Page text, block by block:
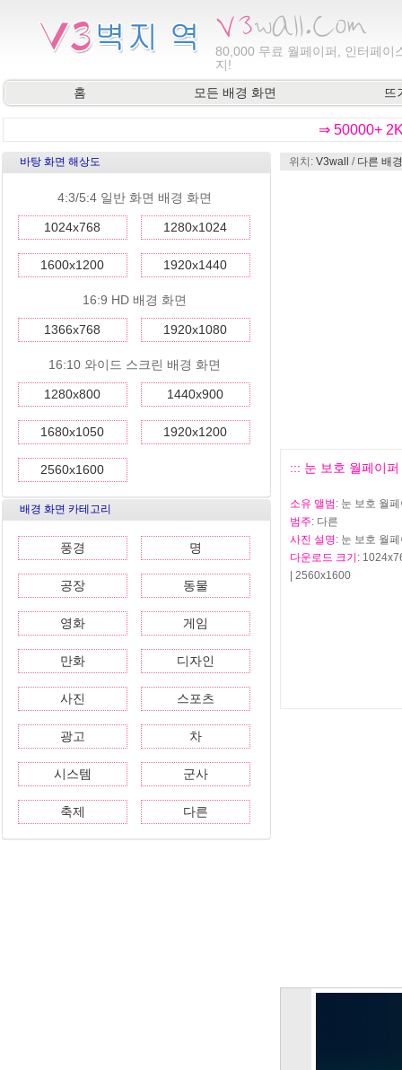
80,000 무료 월페이퍼, 인터페이
지!
홈
모든 배경 화면 뜨
⇒ 50000+
바탕 화면 해상도
4:3/5:4 일반 화면 배경 화면
1024x768 1280x1024
1600x1200 1920x1440
16:9 HD 배경 화면
1366x768 1920x1080
16:10 와이드 스크린 배경 화면
1280x800 1440x900
1680x1050 1920x1200
2560x1600
배경 화면 카테고리
풍경 명
공장 동물
영화 게임
만화 디자인
사진 스포츠
광고 차
시스템 군사
축제 다른
위치: V3wall / 다른 배
::: 눈 보호 월페이
소유 앨범 : 눈 보호 월
범주: 다른
사진 설명: 눈 보호 월
다운로드 크기 :
| 2560x1600